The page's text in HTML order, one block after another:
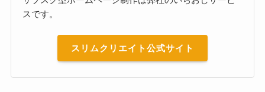
スです。
スリムクリエイト公式サイト